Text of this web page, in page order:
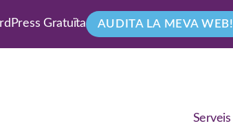
Gratuïta AUDITA LA MEVA WEB!
Serveis